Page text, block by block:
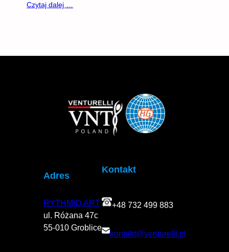
Czytaj dalej …
Adres
RYTHMIQ.ART
ul. Różana 47c
55-010 Groblice
Kontakt
+48 732 499 883
kontakt@venturelli.pl